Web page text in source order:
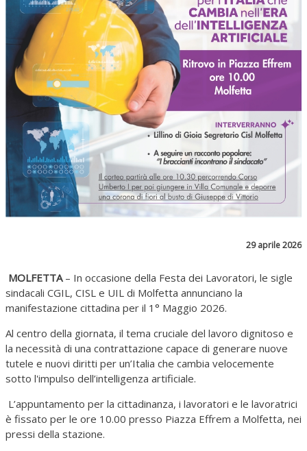
29 aprile 2026
MOLFETTA– In occasione della Festa dei Lavoratori, le sigle
sindacali CGIL, CISL e UIL di Molfetta annunciano la
manifestazione cittadina per il 1° Maggio 2026.
Al centro della giornata, il tema cruciale del lavoro dignitoso e
la necessità di una contrattazione capace di generare nuove
tutele e nuovi diritti per un’Italia che cambia velocemente
sotto l'impulso dell’intelligenza artificiale.
L’appuntamento per la cittadinanza, i lavoratori e le lavoratrici
è fissato per le ore 10.00 presso Piazza Effrem a Molfetta, nei
pressi della stazione.